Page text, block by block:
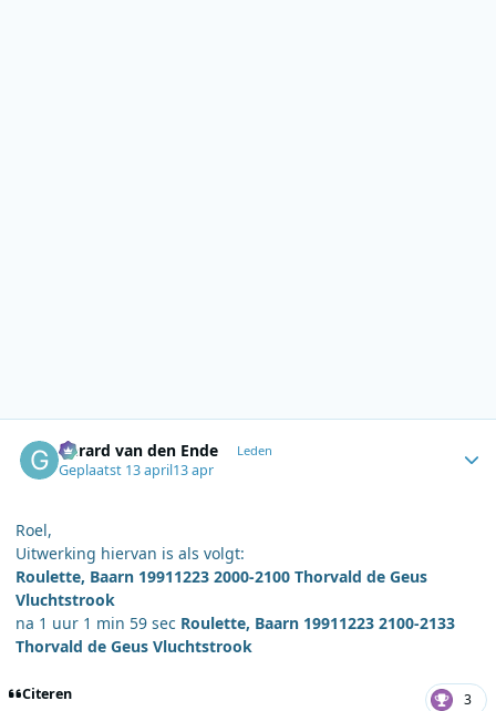
Gerard van den Ende Leden
Geplaatst 13 april13 apr
Roel,
Uitwerking hiervan is als volgt:
Roulette, Baarn 19911223 2000-2100 Thorvald de Geus
Vluchtstrook
na 1 uur 1 min 59 sec Roulette, Baarn 19911223 2100-2133
Thorvald de Geus Vluchtstrook
Citeren 3